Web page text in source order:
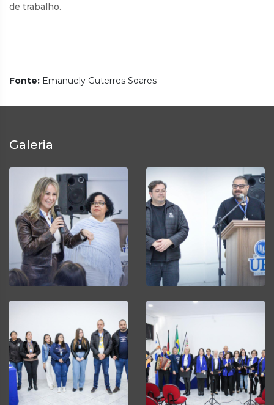
de trabalho.
Fonte: Emanuely Guterres Soares
Galeria